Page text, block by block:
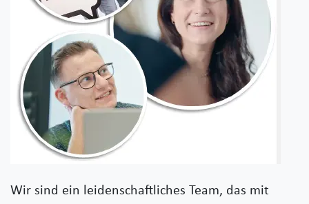
Wir sind ein leidenschaftliches Team, das mit